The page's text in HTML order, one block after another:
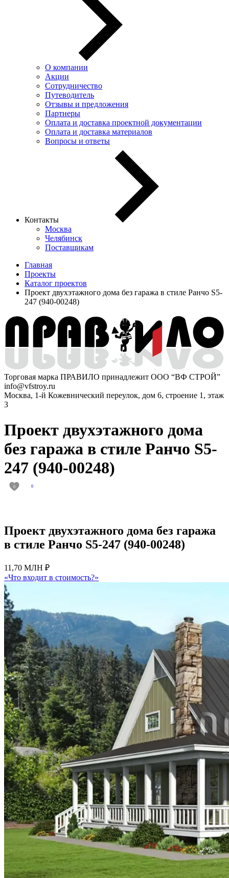
О компании
Акции
Сотрудничество
Путеводитель
Отзывы и предложения
Партнеры
Оплата и доставка проектной документации
Оплата и доставка материалов
Вопросы и ответы
Контакты
Москва
Челябинск
Поставщикам
Главная
Проекты
Каталог проектов
Проект двухэтажного дома без гаража в стиле Ранчо S5-
247 (940-00248)
Торговая марка ПРАВИЛО принадлежит ООО “ВФ СТРОЙ”
info@vfstroy.ru
Москва, 1-й Кожевнический переулок, дом 6, строение 1, этаж
3
Проект двухэтажного дома
без гаража в стиле Ранчо S5-
247 (940-00248)
0 0
Проект двухэтажного дома без гаража
в стиле Ранчо S5-247 (940-00248)
11,70 МЛН ₽
«Что входит в стоимость?»